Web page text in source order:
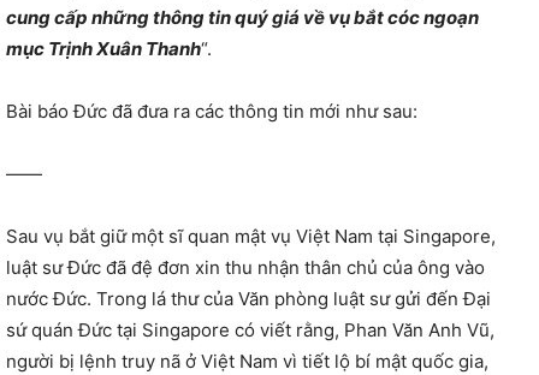
cung cấp những thông tin quý giá về vụ bắt cóc ngoạn
mục Trịnh Xuân Thanh“.
Bài báo Đức đã đưa ra các thông tin mới như sau:
——
Sau vụ bắt giữ một sĩ quan mật vụ Việt Nam tại Singapore,
luật sư Đức đã đệ đơn xin thu nhận thân chủ của ông vào
nước Đức. Trong lá thư của Văn phòng luật sư gửi đến Đại
sứ quán Đức tại Singapore có viết rằng, Phan Văn Anh Vũ,
người bị lệnh truy nã ở Việt Nam vì tiết lộ bí mật quốc gia,